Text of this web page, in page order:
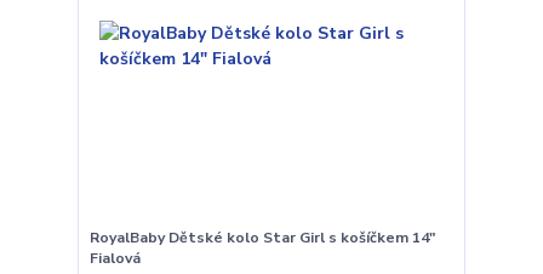
RoyalBaby Dětské kolo Star Girl s košíčkem 14"
Fialová